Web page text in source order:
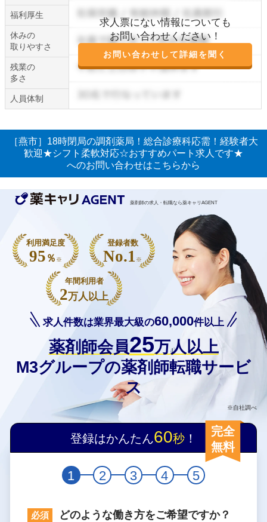
求人票にない情報についても
お問い合わせください！
お問い合わせして詳細を聞く
福利厚生
休みの
取りやすさ
残業の
多さ
人員体制
［燕市］18時閉局の調剤薬局！総合診療科応需！経験者大
歓迎★シフト柔軟対応☆おすすめパート求人です★
へのお問い合わせはこちらから
薬剤師の求人・転職なら薬キャリAGENT
求人件数は業界最大級の60,000件以上
薬剤師会員25万人以上
M3グループの薬剤師転職サービ
ス
※自社調べ
利用満足度
95 ％ ※
登録者数
No.1 ※
年間利用者
2万人以上
登録はかんたん60秒 ！
完全
無料
1 2 3 4 5
どのような働き方をご希望ですか？